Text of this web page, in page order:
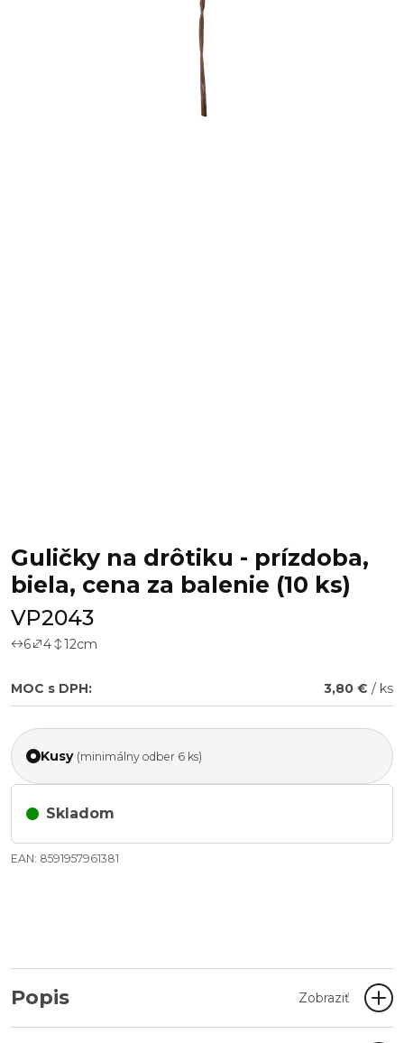
Guličky na drôtiku - prízdoba,
biela, cena za balenie (10 ks)
VP2043
6 4 12cm
MOC s DPH: 3,80 € / ks
Kusy (minimálny odber 6 ks)
Skladom
EAN: 8591957961381
Popis Zobraziť